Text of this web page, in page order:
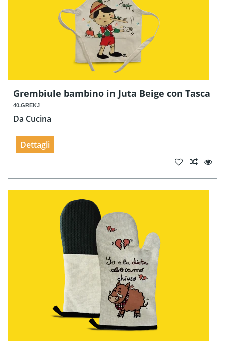
Grembiule bambino in Juta Beige con Tasca
40.GREKJ
Da Cucina
Dettagli